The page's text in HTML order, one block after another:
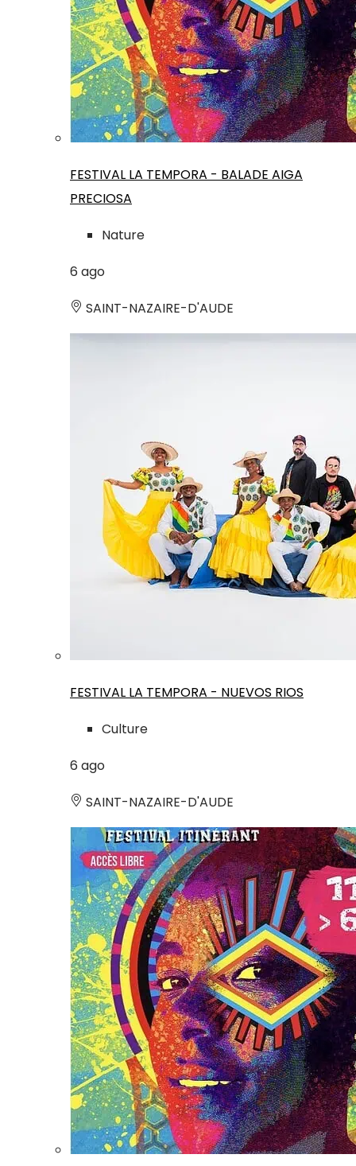
FESTIVAL LA TEMPORA - BALADE AIGA
PRECIOSA
Nature
6 ago
SAINT-NAZAIRE-D'AUDE
FESTIVAL LA TEMPORA - NUEVOS RIOS
Culture
6 ago
SAINT-NAZAIRE-D'AUDE